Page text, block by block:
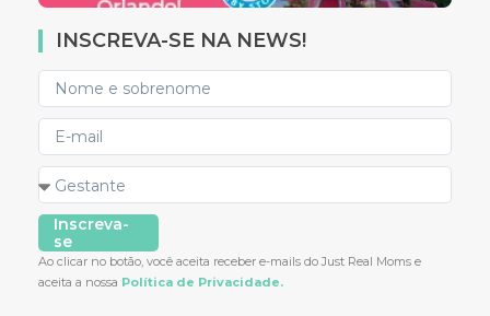
INSCREVA-SE NA NEWS!
Inscreva-
se
Ao clicar no botão, você aceita receber e-mails do Just Real Moms e
aceita a nossa Política de Privacidade.